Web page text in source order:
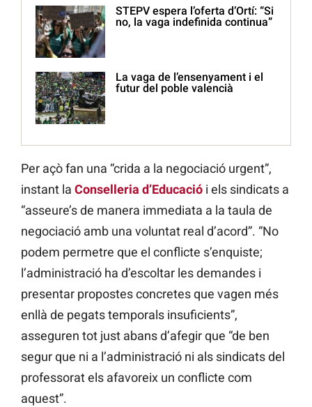
STEPV espera l’oferta d’Ortí: “Si
no, la vaga indefinida continua”
La vaga de l’ensenyament i el
futur del poble valencià
Per açò fan una “crida a la negociació urgent”,
instant la Conselleria d’Educació i els sindicats a
“asseure’s de manera immediata a la taula de
negociació amb una voluntat real d’acord”. “No
podem permetre que el conflicte s’enquiste;
l’administració ha d’escoltar les demandes i
presentar propostes concretes que vagen més
enllà de pegats temporals insuficients”,
asseguren tot just abans d’afegir que “de ben
segur que ni a l’administració ni als sindicats del
professorat els afavoreix un conflicte com
aquest”.